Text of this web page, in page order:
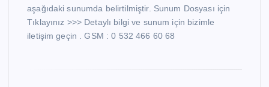
aşağıdaki sunumda belirtilmiştir. Sunum Dosyası için
Tıklayınız >>> Detaylı bilgi ve sunum için bizimle
iletişim geçin . GSM : 0 532 466 60 68